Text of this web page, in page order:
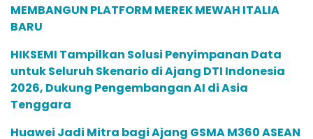
MEMBANGUN PLATFORM MEREK MEWAH ITALIA
BARU
HIKSEMI Tampilkan Solusi Penyimpanan Data
untuk Seluruh Skenario di Ajang DTI Indonesia
2026, Dukung Pengembangan AI di Asia
Tenggara
Huawei Jadi Mitra bagi Ajang GSMA M360 ASEAN